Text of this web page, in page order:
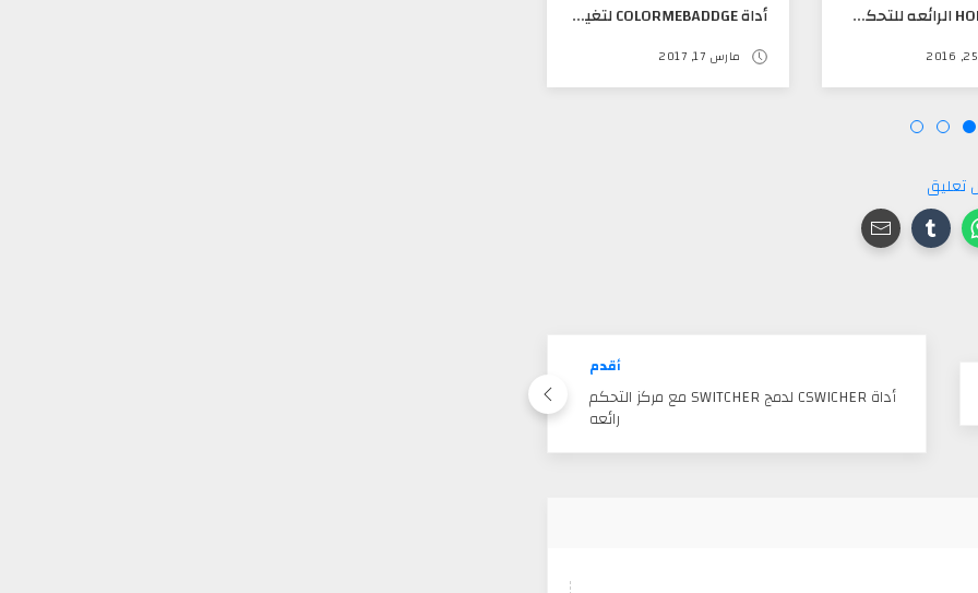
أداة HORTUS الرائعه للتحكم بالأنميشن الجهاز بشكل رائع أداة COLORMEBADDGE لتغير الوان الإشعارات حسب لون التطبيق تدعم IOS 10
مارس 17, 2017
تعليق
أقدم
أداة CSWICHER لدمج SWITCHER مع مركز التحكم
رائعه